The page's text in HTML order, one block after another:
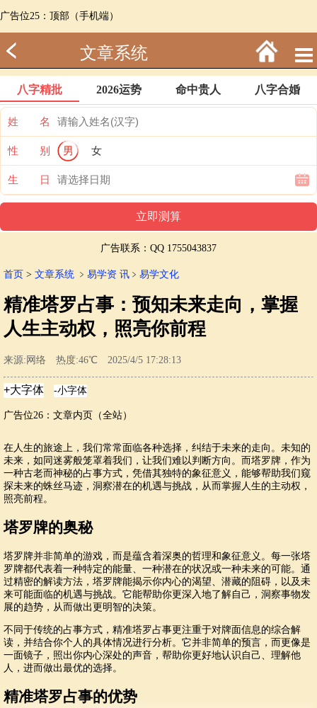
广告位25：顶部（手机端）
文章系统
八字精批 2026运势 命中贵人 八字合婚
姓 名
性 别 男 女
生 日
广告联系：QQ 1755043837
首页 > 文章系统 ﹥ 易学资 讯 ﹥ 易学文化
精准塔罗占事：预知未来走向，掌握
人生主动权，照亮你前程
来源:网络 热度:46℃ 2025/4/5 17:28:13
广告位26：文章内页（全站）
在人生的旅途上，我们常常面临各种选择，纠结于未来的走向。未知的
未来，如同迷雾般笼罩着我们，让我们难以判断方向。而塔罗牌，作为
一种古老而神秘的占事方式，凭借其独特的象征意义，能够帮助我们窥
探未来的蛛丝马迹，洞察潜在的机遇与挑战，从而掌握人生的主动权，
照亮前程。
塔罗牌的奥秘
塔罗牌并非简单的游戏，而是蕴含着深奥的哲理和象征意义。每一张塔
罗牌都代表着一种特定的能量、一种潜在的状况或一种未来的可能。通
过精密的解读方法，塔罗牌能揭示你内心的渴望、潜藏的阻碍，以及未
来可能面临的机遇与挑战。它能帮助你更深入地了解自己，洞察事物发
展的趋势，从而做出更明智的决策。
不同于传统的占事方式，精准塔罗占事更注重于对牌面信息的综合解
读，并结合你个人的具体情况进行分析。它并非简单的预言，而更像是
一面镜子，照出你内心深处的声音，帮助你更好地认识自己、理解他
人，进而做出最优的选择。
精准塔罗占事的优势